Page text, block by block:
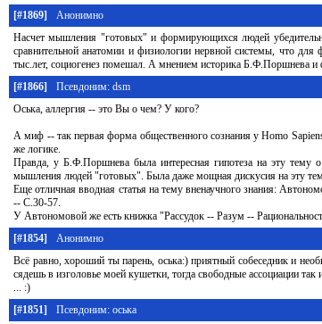
[#1869]
Анонимно
Насчет мышления "готовых" и формирующихся людей
сравнительной анатомии и физиологии нервной системы, что
тыс.лет, социогенез помешал. А мнением историка Б.Ф.Поршнева
[#1866]
Псевдоним: dsm
Оська, аллергия -- это Вы о чем? У кого?
А миф -- так первая форма общественного сознания у Homo
же логике.
Правда, у Б.Ф.Поршнева была интересная гипотеза на эту
мышления людей "готовых". Была даже мощная дискусия на эту
Еще отличная вводная статья на тему вненаучного знания:
-- С.30-57.
У Автономовой же есть книжка "Рассудок -- Разум --
[#1854]
Анонимно
Всё равно, хороший ты парень, оська:) приятный собеседник и
сядешь в изголовье моей кушетки, тогда свободные ассоциации
... :)
[#1851]
Псевдоним: оська